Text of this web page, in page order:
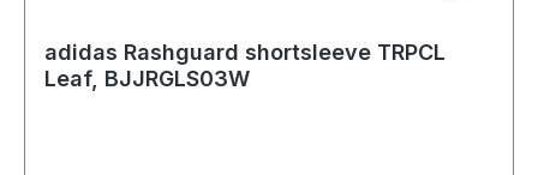
adidas Rashguard shortsleeve TRPCL
Leaf, BJJRGLS03W